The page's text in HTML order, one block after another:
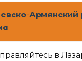
Армянский
в